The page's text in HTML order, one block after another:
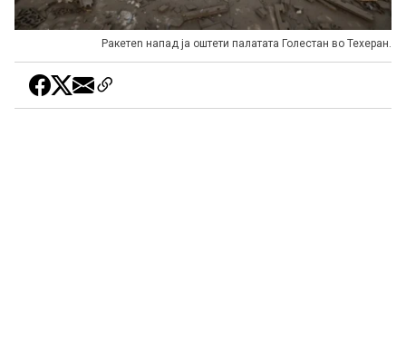
Ракетen напад ја оштети палатата Голестан во Техеран.